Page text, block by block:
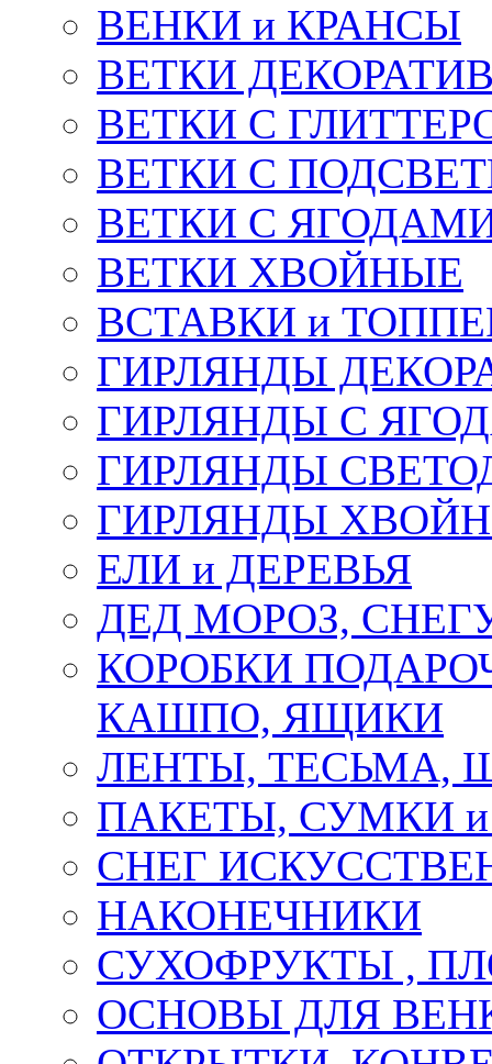
ВЕНКИ и КРАНСЫ
ВЕТКИ
ВЕТКИ С
ВЕТКИ С
ВЕТКИ С
ВЕТКИ ХВОЙНЫЕ
ВСТАВКИ и
ГИРЛЯНДЫ
ГИРЛЯНДЫ С
ГИРЛЯНДЫ
ГИРЛЯНДЫ
ЕЛИ и ДЕРЕВЬЯ
ДЕД МОРОЗ,
КОРОБКИ
КАШПО, ЯЩИКИ
ЛЕНТЫ, ТЕСЬМА,
ПАКЕТЫ, СУМКИ
СНЕГ
НАКОНЕЧНИКИ
СУХОФРУКТЫ ,
ОСНОВЫ ДЛЯ